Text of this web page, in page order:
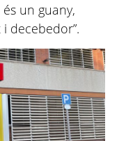
un guany,
decebedor”.